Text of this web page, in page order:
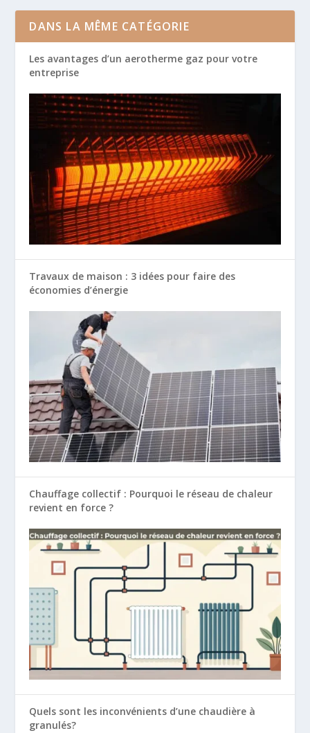
DANS LA MÊME CATÉGORIE
Les avantages d’un aerotherme gaz pour votre
entreprise
Travaux de maison : 3 idées pour faire des
économies d’énergie
Chauffage collectif : Pourquoi le réseau de chaleur
revient en force ?
Quels sont les inconvénients d’une chaudière à
granulés?